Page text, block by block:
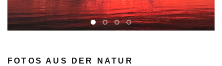
FOTOS AUS DER NATUR